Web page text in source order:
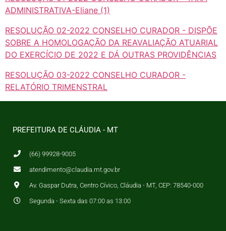
ADMINISTRATIVA-Eliane (1)
RESOLUÇÃO 02-2022 CONSELHO CURADOR - DISPÕE
SOBRE A HOMOLOGAÇÃO DA REAVALIAÇÃO ATUARIAL
DO EXERCÍCIO DE 2022 E DÁ OUTRAS PROVIDÊNCIAS
RESOLUÇÃO 03-2022 CONSELHO CURADOR -
RELATÓRIO TRIMENSTRAL
PREFEITURA DE CLÁUDIA - MT
(66) 99928-9005
atendimento@claudia.mt.gov.br
Av. Gaspar Dutra, Centro Cívico, Cláudia - MT, CEP: 78540-000
Segunda - Sexta das 07:00 as 13:00